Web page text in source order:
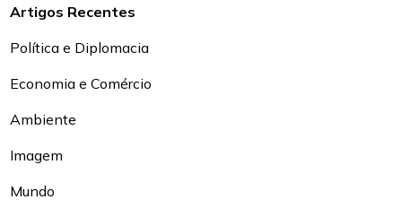
Artigos Recentes
Política e Diplomacia
Economia e Comércio
Ambiente
Imagem
Mundo